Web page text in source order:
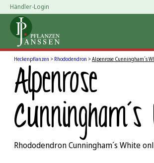
Zum
Inhalt
springen
Händler-Login
Heckenpflanzen > Rhododendron >Alpenrose Cunningham´s
Alpenrose
Rhododendron Cunningham´s White